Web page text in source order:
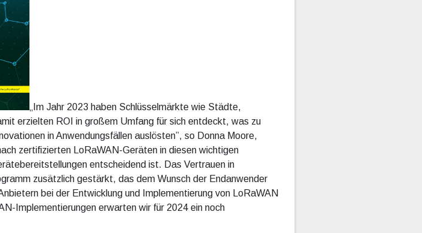
„Im Jahr 2023 haben Schlüsselmärkte wie Städte,
erzielten ROI in großem Umfang für sich entdeckt, was zu
in Anwendungsfällen auslösten”, so Donna Moore,
zertifizierten LoRaWAN-Geräten in diesen wichtigen
entscheidend ist. Das Vertrauen in
zusätzlich gestärkt, das dem Wunsch der Endanwender
bei der Entwicklung und Implementierung von LoRaWAN
Implementierungen erwarten wir für 2024 ein noch